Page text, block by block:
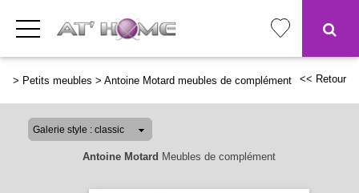
> Petits meubles > Antoine Motard meubles de complément << Retour
Antoine Motard Meubles de complément